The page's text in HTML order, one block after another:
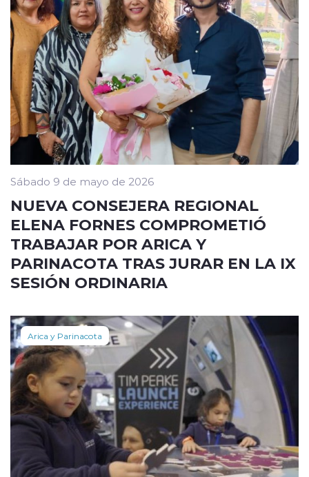
Sábado 9 de mayo de 2026
NUEVA CONSEJERA REGIONAL
ELENA FORNES COMPROMETIÓ
TRABAJAR POR ARICA Y
PARINACOTA TRAS JURAR EN LA IX
SESIÓN ORDINARIA
Arica y Parinacota